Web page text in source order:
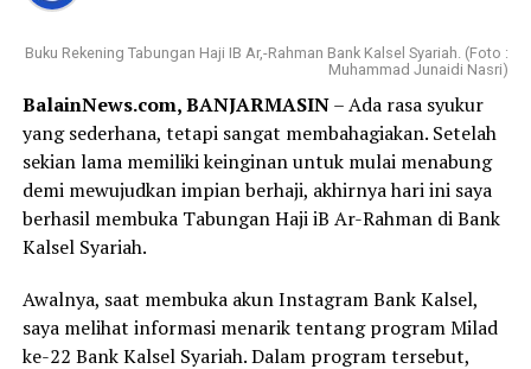
Buku Rekening Tabungan Haji IB Ar,-Rahman Bank Kalsel Syariah. (Foto :
Muhammad Junaidi Nasri)
BalainNews.com, BANJARMASIN– Ada rasa syukur
yang sederhana, tetapi sangat membahagiakan. Setelah
sekian lama memiliki keinginan untuk mulai menabung
demi mewujudkan impian berhaji, akhirnya hari ini saya
berhasil membuka Tabungan Haji iB Ar-Rahman di Bank
Kalsel Syariah.
Awalnya, saat membuka akun Instagram Bank Kalsel,
saya melihat informasi menarik tentang program Milad
ke-22 Bank Kalsel Syariah. Dalam program tersebut,